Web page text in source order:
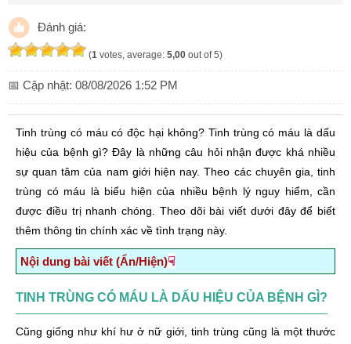
Đánh giá:
(1 votes, average: 5,00 out of 5)
📅 Cập nhật: 08/08/2026 1:52 PM
Tinh trùng có máu có độc hại không? Tinh trùng có máu là dấu
hiệu của bệnh gì? Đây là những câu hỏi nhận được khá nhiều
sự quan tâm của nam giới hiện nay. Theo các chuyên gia, tinh
trùng có máu là biểu hiện của nhiều bệnh lý nguy hiểm, cần
được điều trị nhanh chóng. Theo dõi bài viết dưới đây để biết
thêm thông tin chính xác về tình trạng này.
Nội dung bài viết (Ẩn/Hiện)☟
1. Tinh trùng có máu do mắc bệnh viêm tuyến tiền liệt
2. Tinh trùng có máu – Bệnh giãn mạch thừng tinh
TINH TRÙNG CÓ MÁU LÀ DẤU HIỆU CỦA BỆNH GÌ?
Cũng giống như khí hư ở nữ giới, tinh trùng cũng là một thước